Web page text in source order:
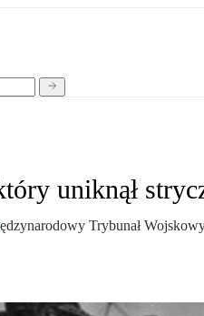
uniknął
Trybunał